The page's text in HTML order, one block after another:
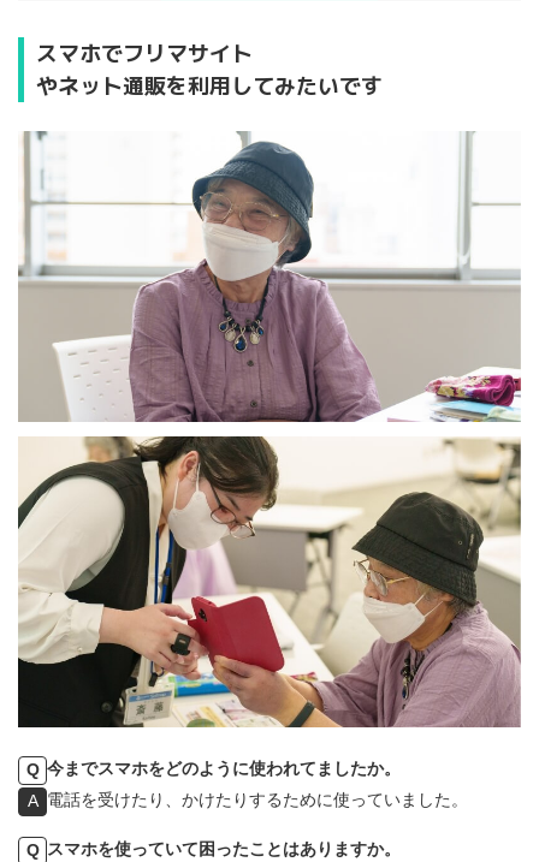
スマホでフリマサイト
やネット通販を利用してみたいです
Q 今までスマホをどのように使われてましたか。
A 電話を受けたり、かけたりするために使っていました。
Q スマホを使っていて困ったことはありますか。